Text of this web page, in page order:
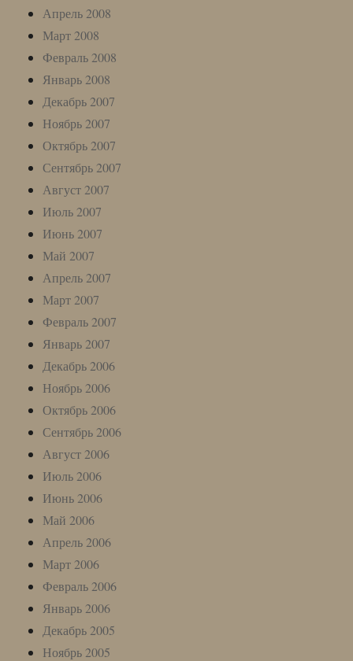
Апрель 2008
Март 2008
Февраль 2008
Январь 2008
Декабрь 2007
Ноябрь 2007
Октябрь 2007
Сентябрь 2007
Август 2007
Июль 2007
Июнь 2007
Май 2007
Апрель 2007
Март 2007
Февраль 2007
Январь 2007
Декабрь 2006
Ноябрь 2006
Октябрь 2006
Сентябрь 2006
Август 2006
Июль 2006
Июнь 2006
Май 2006
Апрель 2006
Март 2006
Февраль 2006
Январь 2006
Декабрь 2005
Ноябрь 2005